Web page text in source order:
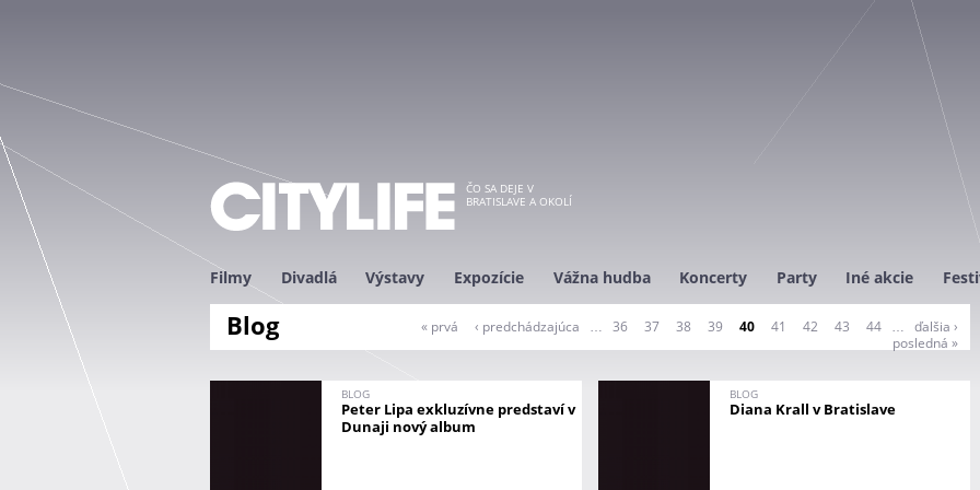
ČO SA DEJE V
BRATISLAVE A OKOLÍ
Filmy Divadlá Výstavy Expozície Vážna hudba Koncerty Party Iné akcie
Blog
t
« prvá ‹ predchádzajúca … 36 37 38 39 40 41 42 43 44 … ďalšia ›
posledná »
BLOG
Peter Lipa exkluzívne predstaví v
Dunaji nový album
BLOG
Diana Krall v Bratislave